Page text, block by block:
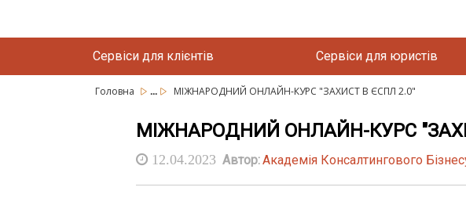
Сервіси для клієнтів Сервіси для юристів
Головна ... МІЖНАРОДНИЙ ОНЛАЙН-КУРС "ЗАХИСТ В ЄСПЛ 2.0"
МІЖНАРОДНИЙ ОНЛАЙН-КУРС
12.04.2023 Автор:Академія Консалтингового